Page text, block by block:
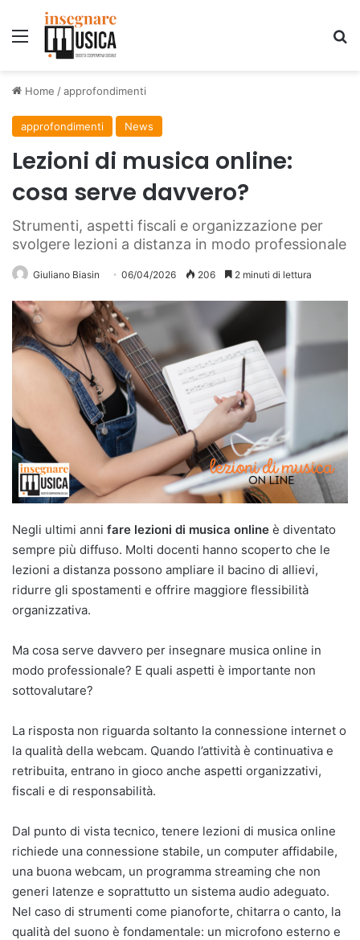
Menu
Home /approfondimenti
approfondimenti News
Lezioni di musica online:
cosa serve davvero?
Strumenti, aspetti fiscali e organizzazione per
svolgere lezioni a distanza in modo professionale
Giuliano Biasin 06/04/2026 206 2 minuti di lettura
Negli ultimi anni fare lezioni di musica online è diventato
sempre più diffuso. Molti docenti hanno scoperto che le
lezioni a distanza possono ampliare il bacino di allievi,
ridurre gli spostamenti e offrire maggiore flessibilità
organizzativa.
Ma cosa serve davvero per insegnare musica online in
modo professionale? E quali aspetti è importante non
sottovalutare?
La risposta non riguarda soltanto la connessione internet o
la qualità della webcam. Quando l’attività è continuativa e
retribuita, entrano in gioco anche aspetti organizzativi,
fiscali e di responsabilità.
Dal punto di vista tecnico, tenere lezioni di musica online
richiede una connessione stabile, un computer affidabile,
una buona webcam, un programma streaming che non
generi latenze e soprattutto un sistema audio adeguato.
Nel caso di strumenti come pianoforte, chitarra o canto, la
qualità del suono è fondamentale: un microfono esterno e